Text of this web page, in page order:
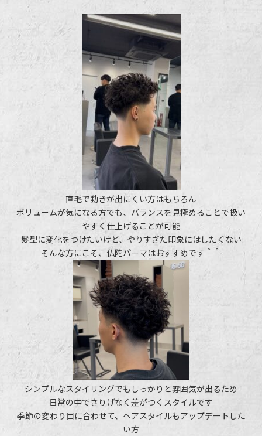
直毛で動きが出にくい方はもちろん
ボリュームが気になる方でも、バランスを見極めることで扱い
やすく仕上げることが可能
髪型に変化をつけたいけど、やりすぎた印象にはしたくない
そんな方にこそ、仏陀パーマはおすすめです＾＾
シンプルなスタイリングでもしっかりと雰囲気が出るため
日常の中でさりげなく差がつくスタイルです
季節の変わり目に合わせて、ヘアスタイルもアップデートした
い方